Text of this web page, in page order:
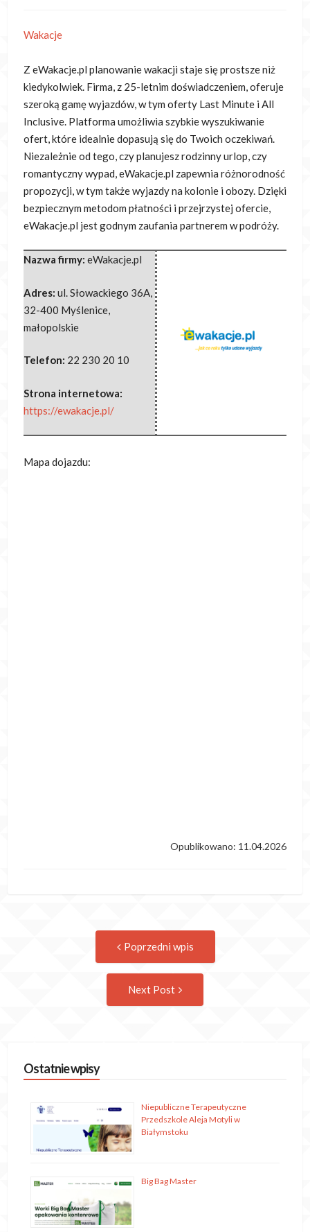
Wakacje
Z eWakacje.pl planowanie wakacji staje się prostsze niż
kiedykolwiek. Firma, z 25-letnim doświadczeniem, oferuje
szeroką gamę wyjazdów, w tym ofertyLast Minute i All
Inclusive. Platforma umożliwia szybkie wyszukiwanie
ofert, które idealnie dopasują się do Twoich oczekiwań.
Niezależnie od tego, czy planujesz rodzinny urlop, czy
romantyczny wypad, eWakacje.pl zapewnia różnorodność
propozycji, w tym także wyjazdy na kolonie i obozy. Dzięki
bezpiecznym metodom płatności i przejrzystej ofercie,
eWakacje.pl jest godnym zaufania partnerem w podróży.
Nazwa firmy: eWakacje.pl
Adres: ul. Słowackiego 36A,
32-400 Myślenice,
małopolskie
Telefon: 22 230 20 10
Strona internetowa:
https://ewakacje.pl/
Mapa dojazdu:
Opublikowano: 11.04.2026
navigation
Poprzedni wpis
Next Post
Ostatnie wpisy
Niepubliczne Terapeutyczne
Przedszkole Aleja Motyli w
Białymstoku
Big Bag Master